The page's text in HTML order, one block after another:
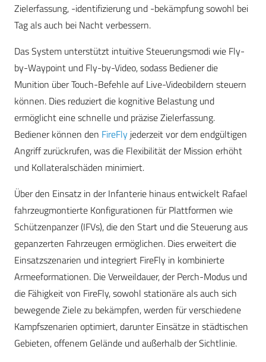
Zielerfassung, -identifizierung und -bekämpfung sowohl bei
Tag als auch bei Nacht verbessern.
Das System unterstützt intuitive Steuerungsmodi wie Fly-
by-Waypoint und Fly-by-Video, sodass Bediener die
Munition über Touch-Befehle auf Live-Videobildern steuern
können. Dies reduziert die kognitive Belastung und
ermöglicht eine schnelle und präzise Zielerfassung.
Bediener können den FireFly jederzeit vor dem endgültigen
Angriff zurückrufen, was die Flexibilität der Mission erhöht
und Kollateralschäden minimiert.
Über den Einsatz in der Infanterie hinaus entwickelt Rafael
fahrzeugmontierte Konfigurationen für Plattformen wie
Schützenpanzer (IFVs), die den Start und die Steuerung aus
gepanzerten Fahrzeugen ermöglichen. Dies erweitert die
Einsatzszenarien und integriert FireFly in kombinierte
Armeeformationen. Die Verweildauer, der Perch-Modus und
die Fähigkeit von FireFly, sowohl stationäre als auch sich
bewegende Ziele zu bekämpfen, werden für verschiedene
Kampfszenarien optimiert, darunter Einsätze in städtischen
Gebieten, offenem Gelände und außerhalb der Sichtlinie.